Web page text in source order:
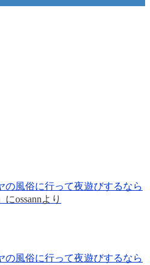
の風俗に行って夜遊びするなら
」にossannより
の風俗に行って夜遊びするなら